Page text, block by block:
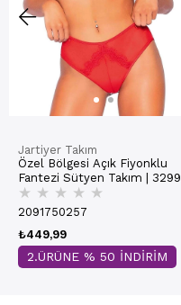
Jartiyer Takım
Özel Bölgesi Açık Fiyonklu
Fantezi Sütyen Takım | 3299
★ ★ ★ ★ ★
2091750257
₺449,99
2.ÜRÜNE % 50 İNDİRİM